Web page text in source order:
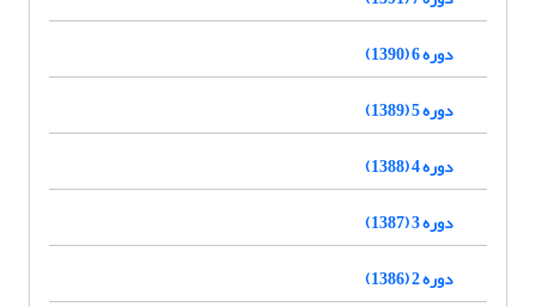
دوره 6 (1390)
دوره 5 (1389)
دوره 4 (1388)
دوره 3 (1387)
دوره 2 (1386)